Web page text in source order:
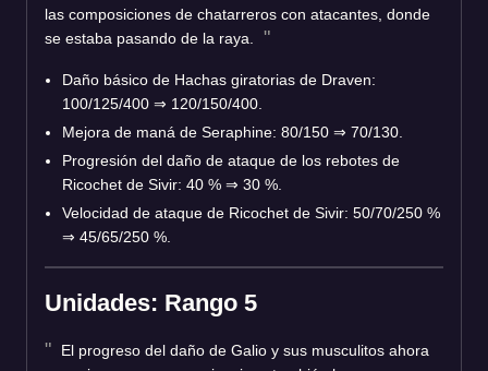
las composiciones de chatarreros con atacantes, donde
se estaba pasando de la raya.
Daño básico de Hachas giratorias de Draven:
100/125/400 ⇒ 120/150/400.
Mejora de maná de Seraphine: 80/150 ⇒ 70/130.
Progresión del daño de ataque de los rebotes de
Ricochet de Sivir: 40 % ⇒ 30 %.
Velocidad de ataque de Ricochet de Sivir: 50/70/250 %
⇒ 45/65/250 %.
Unidades: Rango 5
El progreso del daño de Galio y sus musculitos ahora